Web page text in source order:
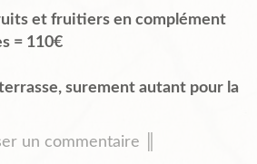
et fruitiers en complément
= 110€
surement autant pour la
un commentaire ║